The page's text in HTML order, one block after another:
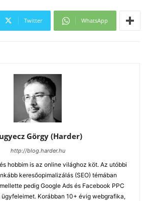
Twitter WhatsApp
Görgy (Harder)
http://blog.harder.hu
hobbim is az online világhoz köt. Az utóbbi
keresőopimalizálás (SEO) témában
pedig Google Ads és Facebook PPC
Korábban 10+ évig webgrafika,